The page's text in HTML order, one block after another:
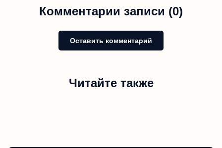
Комментарии записи (0)
Оставить комментарий
Читайте также